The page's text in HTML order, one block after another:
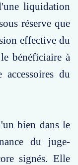
liquidation
réserve que
effective du
bénéficiaire à
du
bien dans le
du juge-
signés. Elle